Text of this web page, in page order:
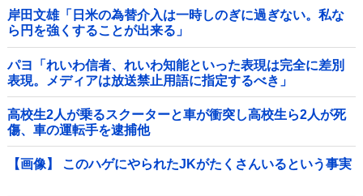
岸田文雄「日米の為替介入は一時しのぎに過ぎない。私な
ら円を強くすることが出来る」
パヨ「れいわ信者、れいわ知能といった表現は完全に差別
表現。メディアは放送禁止用語に指定するべき」
高校生2人が乗るスクーターと車が衝突し高校生ら2人が死
傷、車の運転手を逮捕他
【画像】 このハゲにやられたJKがたくさんいるという事実